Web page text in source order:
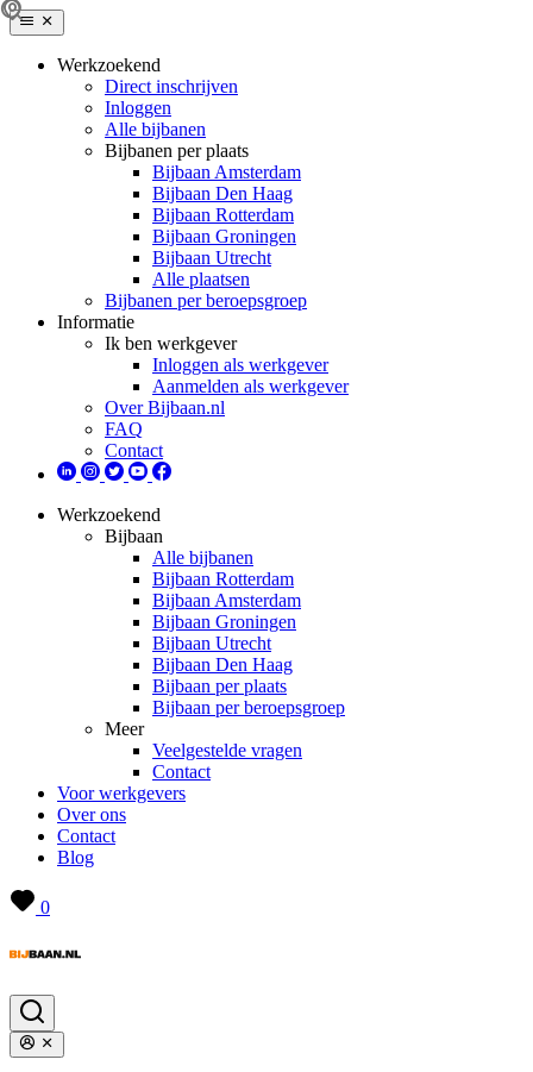
Werkzoekend
Direct inschrijven
Inloggen
Alle bijbanen
Bijbanen per plaats
Bijbaan Amsterdam
Bijbaan Den Haag
Bijbaan Rotterdam
Bijbaan Groningen
Bijbaan Utrecht
Alle plaatsen
Bijbanen per beroepsgroep
Informatie
Ik ben werkgever
Inloggen als werkgever
Aanmelden als werkgever
Over Bijbaan.nl
FAQ
Contact
Werkzoekend
Bijbaan
Alle bijbanen
Bijbaan Rotterdam
Bijbaan Amsterdam
Bijbaan Groningen
Bijbaan Utrecht
Bijbaan Den Haag
Bijbaan per plaats
Bijbaan per beroepsgroep
Meer
Veelgestelde vragen
Contact
Voor werkgevers
Over ons
Contact
Blog
0